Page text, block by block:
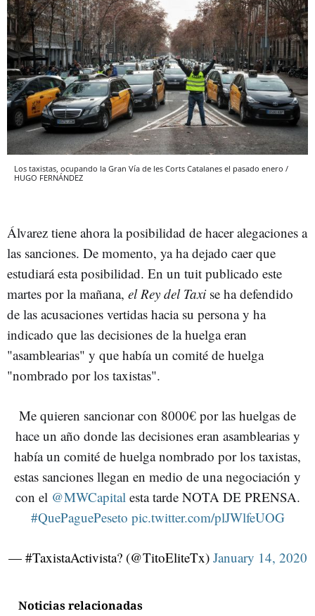
Los taxistas, ocupando la Gran Vía de les Corts Catalanes el pasado enero /
HUGO FERNÁNDEZ
Álvarez tiene ahora la posibilidad de hacer alegaciones a
las sanciones. De momento, ya ha dejado caer que
estudiará esta posibilidad. En un tuit publicado este
martes por la mañana, el Rey del Taxi se ha defendido
de las acusaciones vertidas hacia su persona y ha
indicado que las decisiones de la huelga eran
"asamblearias" y que había un comité de huelga
"nombrado por los taxistas".
Me quieren sancionar con 8000€ por las huelgas de
hace un año donde las decisiones eran asamblearias y
había un comité de huelga nombrado por los taxistas,
estas sanciones llegan en medio de una negociación y
con el @MWCapitalesta tarde NOTA DE PRENSA.
#QuePaguePeseto pic.twitter.com/plJWlfeUOG
— #TaxistaActivista? (@TitoEliteTx) January 14, 2020
Noticias relacionadas